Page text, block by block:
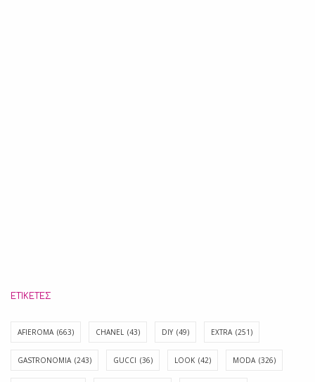
ΕΤΙΚΈΤΕΣ
AFIEROMA (663) CHANEL (43) DIY (49) EXTRA (251)
GASTRONOMIA (243) GUCCI (36) LOOK (42) MODA (326)